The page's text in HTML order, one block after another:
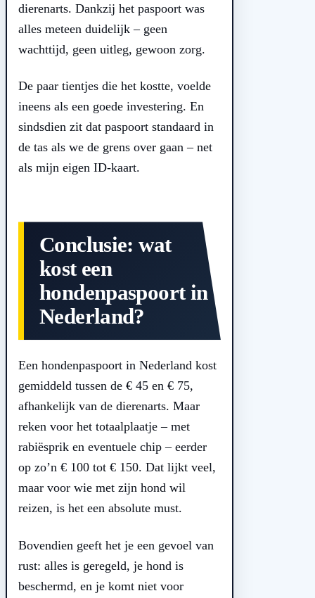
dierenarts. Dankzij het paspoort was
alles meteen duidelijk – geen
wachttijd, geen uitleg, gewoon zorg.
De paar tientjes die het kostte, voelde
ineens als een goede investering. En
sindsdien zit dat paspoort standaard in
de tas als we de grens over gaan – net
als mijn eigen ID-kaart.
Conclusie: wat
kost een
hondenpaspoort in
Nederland?
Een hondenpaspoort in Nederland kost
gemiddeld tussen de € 45 en € 75,
afhankelijk van de dierenarts. Maar
reken voor het totaalplaatje – met
rabiësprik en eventuele chip – eerder
op zo’n € 100 tot € 150. Dat lijkt veel,
maar voor wie met zijn hond wil
reizen, is het een absolute must.
Bovendien geeft het je een gevoel van
rust: alles is geregeld, je hond is
beschermd, en je komt niet voor